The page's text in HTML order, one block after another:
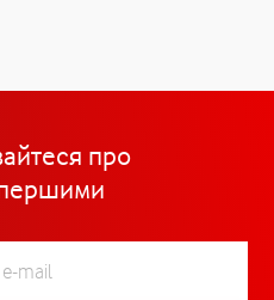
про
першими